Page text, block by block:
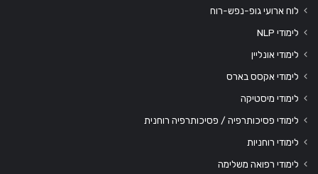
לוח ארועי גופ-נפש-רוח
לימודי NLP
לימודי אונליין
לימודי אקסס בארס
לימודי מיסטיקה
לימודי פסיכותרפיה / פסיכותרפיה רוחנית
לימודי רוחניות
לימודי רפואה משלימה